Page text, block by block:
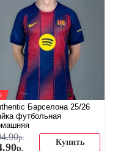
Барселона 25/26
футбольная
.90р.
.90р.
Купить